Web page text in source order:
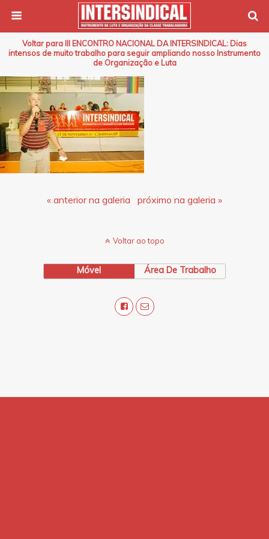
Voltar para III ENCONTRO NACIONAL DA INTERSINDICAL: Dias
intensos de muito trabalho para seguir ampliando nosso Instrumento
de Organização e Luta
« anterior na galeria próximo na galeria »
Voltar ao topo
Móvel Área De Trabalho